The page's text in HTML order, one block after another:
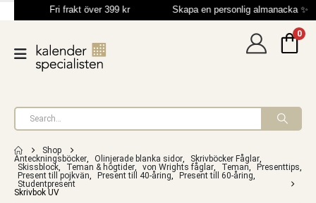
Fri frakt över 399 kr Skapa en personlig almanacka ✨
0
Shop
Anteckningsböcker, Olinjerade blanka sidor, Skrivböcker Fåglar,
Skissblock, Teman & högtider, von Wrights fåglar, Teman, Presenttips,
Present till pojkvän, Present till 40-åring, Present till 60-åring,
Studentpresent
Skrivbok UV